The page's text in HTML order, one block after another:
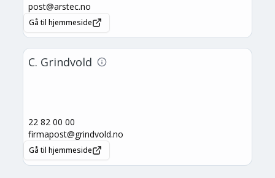
post@arstec.no
Gå til hjemmeside
C. Grindvold
22 82 00 00
firmapost@grindvold.no
Gå til hjemmeside